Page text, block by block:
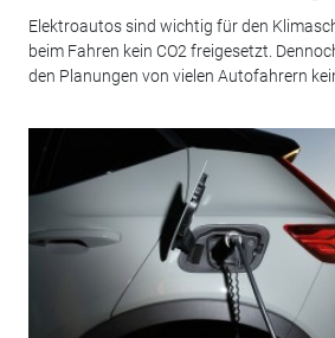
Elektroautos sind wichtig für den
beim Fahren kein CO2 freigesetzt.
den Planungen von vielen Autofahrern